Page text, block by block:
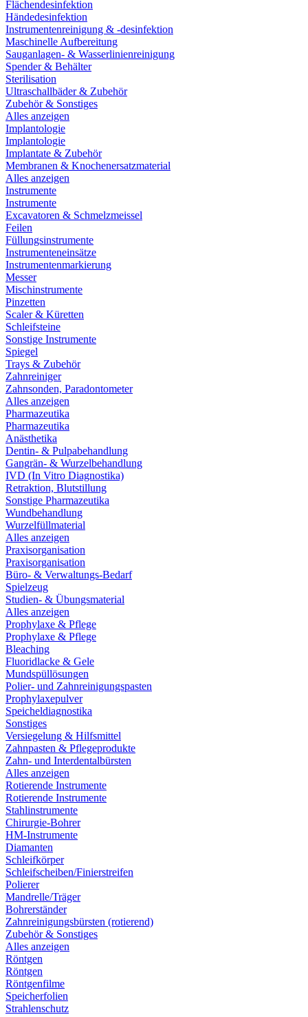
Flächendesinfektion
Händedesinfektion
Instrumentenreinigung & -desinfektion
Maschinelle Aufbereitung
Sauganlagen- & Wasserlinienreinigung
Spender & Behälter
Sterilisation
Ultraschallbäder & Zubehör
Zubehör & Sonstiges
Alles anzeigen
Implantologie
Implantologie
Implantate & Zubehör
Membranen & Knochenersatzmaterial
Alles anzeigen
Instrumente
Instrumente
Excavatoren & Schmelzmeissel
Feilen
Füllungsinstrumente
Instrumenteneinsätze
Instrumentenmarkierung
Messer
Mischinstrumente
Pinzetten
Scaler & Küretten
Schleifsteine
Sonstige Instrumente
Spiegel
Trays & Zubehör
Zahnreiniger
Zahnsonden, Paradontometer
Alles anzeigen
Pharmazeutika
Pharmazeutika
Anästhetika
Dentin- & Pulpabehandlung
Gangrän- & Wurzelbehandlung
IVD (In Vitro Diagnostika)
Retraktion, Blutstillung
Sonstige Pharmazeutika
Wundbehandlung
Wurzelfüllmaterial
Alles anzeigen
Praxisorganisation
Praxisorganisation
Büro- & Verwaltungs-Bedarf
Spielzeug
Studien- & Übungsmaterial
Alles anzeigen
Prophylaxe & Pflege
Prophylaxe & Pflege
Bleaching
Fluoridlacke & Gele
Mundspüllösungen
Polier- und Zahnreinigungspasten
Prophylaxepulver
Speicheldiagnostika
Sonstiges
Versiegelung & Hilfsmittel
Zahnpasten & Pflegeprodukte
Zahn- und Interdentalbürsten
Alles anzeigen
Rotierende Instrumente
Rotierende Instrumente
Stahlinstrumente
Chirurgie-Bohrer
HM-Instrumente
Diamanten
Schleifkörper
Schleifscheiben/Finierstreifen
Polierer
Mandrelle/Träger
Bohrerständer
Zahnreinigungsbürsten (rotierend)
Zubehör & Sonstiges
Alles anzeigen
Röntgen
Röntgen
Röntgenfilme
Speicherfolien
Strahlenschutz